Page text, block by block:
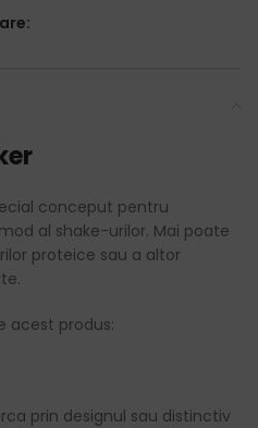
conceput pentru
al shake-urilor. Mai poate
proteice sau a altor
acest produs:
prin designul sau distinctiv